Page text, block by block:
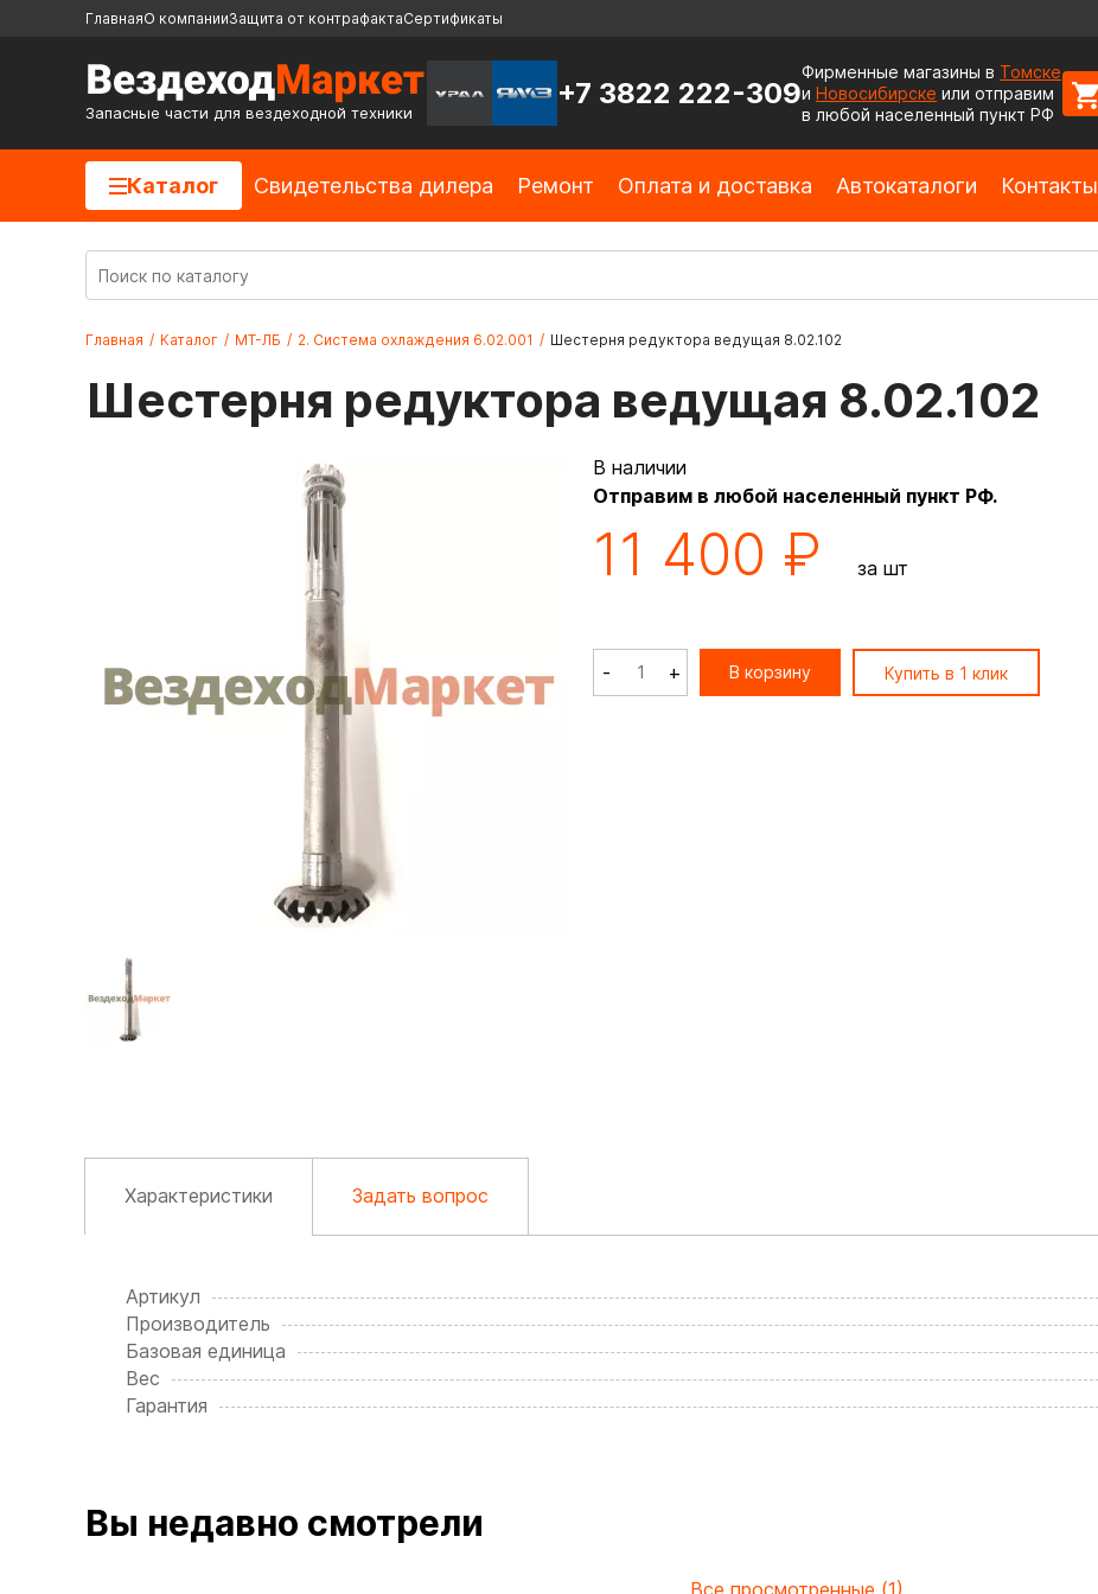
ГлавнаяО компанииЗащита от контрафактаСертификаты
Запасные части для вездеходной техники
+7 3822 222-309
Фирменные магазины в Томске
и Новосибирске или отправим
в любой населенный пункт РФ
Каталог Cвидетельства дилера Ремонт Оплата и доставка Автокаталоги Контакты
Главная / Каталог / МТ-ЛБ / 2. Система охлаждения 6.02.001 / Шестерня редуктора ведущая 8.02.102
Шестерня редуктора ведущая 8.02.102
В наличии
Отправим в любой населенный пункт РФ.
11 400 ₽ за шт
- + В корзину Купить в 1 клик
Характеристики Задать вопрос
Артикул
Производитель
Базовая единица
Вес
Гарантия
Вы недавно смотрели
Все просмотренные (1)